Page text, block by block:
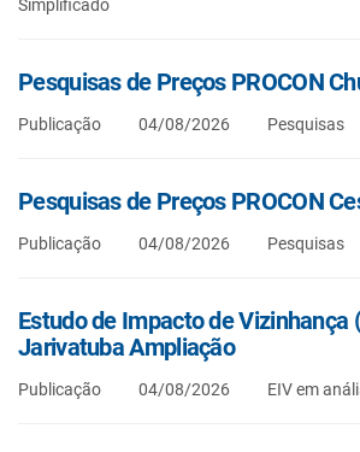
Simplificado
Pesquisas de Preços PROCON
Publicação 04/08/2026 Pesquisas
Pesquisas de Preços PROCON
Publicação 04/08/2026 Pesquisas
Estudo de Impacto de Vizinhança
Jarivatuba Ampliação
Publicação 04/08/2026 EIV em